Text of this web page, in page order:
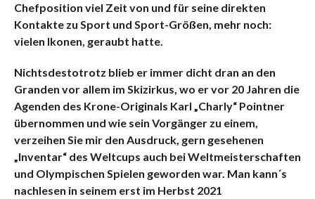
Chefposition viel Zeit von und für seine direkten
Kontakte zu Sport und Sport-Größen, mehr noch:
vielen Ikonen, geraubt hatte.
Nichtsdestotrotz blieb er immer dicht dran an den
Granden vor allem im Skizirkus, wo er vor 20 Jahren die
Agenden des Krone-Originals Karl „Charly“ Pointner
übernommen und wie sein Vorgänger zu einem,
verzeihen Sie mir den Ausdruck, gern gesehenen
„Inventar“ des Weltcups auch bei Weltmeisterschaften
und Olympischen Spielen geworden war. Man kann´s
nachlesen in seinem erst im Herbst 2021